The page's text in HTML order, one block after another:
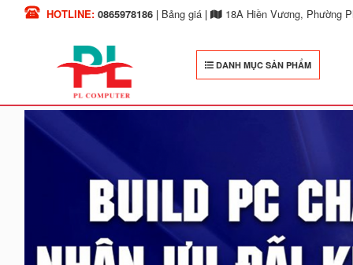
HOTLINE: 0865978186| Bảng giá| 18A Hiền Vương, Phường
DANH MỤC SẢN PHẨM